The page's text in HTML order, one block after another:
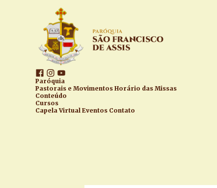
Paróquia
Pastorais e Movimentos Horário das Missas
Conteúdo
Cursos
Capela Virtual Eventos Contato